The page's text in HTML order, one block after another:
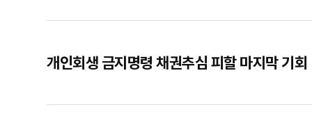
개인회생 금지명령 채권추심 피할 마지막 기회